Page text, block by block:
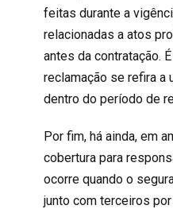
feitas durante a
relacionadas a atos
antes da contratação.
reclamação se refira a
dentro do período de
Por fim, há ainda, em
cobertura para
ocorre quando o
junto com terceiros